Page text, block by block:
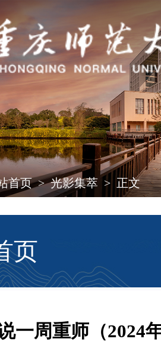
首页>光影集萃> 正文
页
一周重师（2024